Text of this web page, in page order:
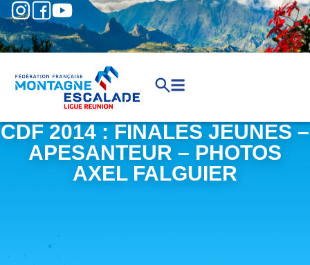
CDF 2014 : FINALES JEUNES –
APESANTEUR – PHOTOS
AXEL FALGUIER